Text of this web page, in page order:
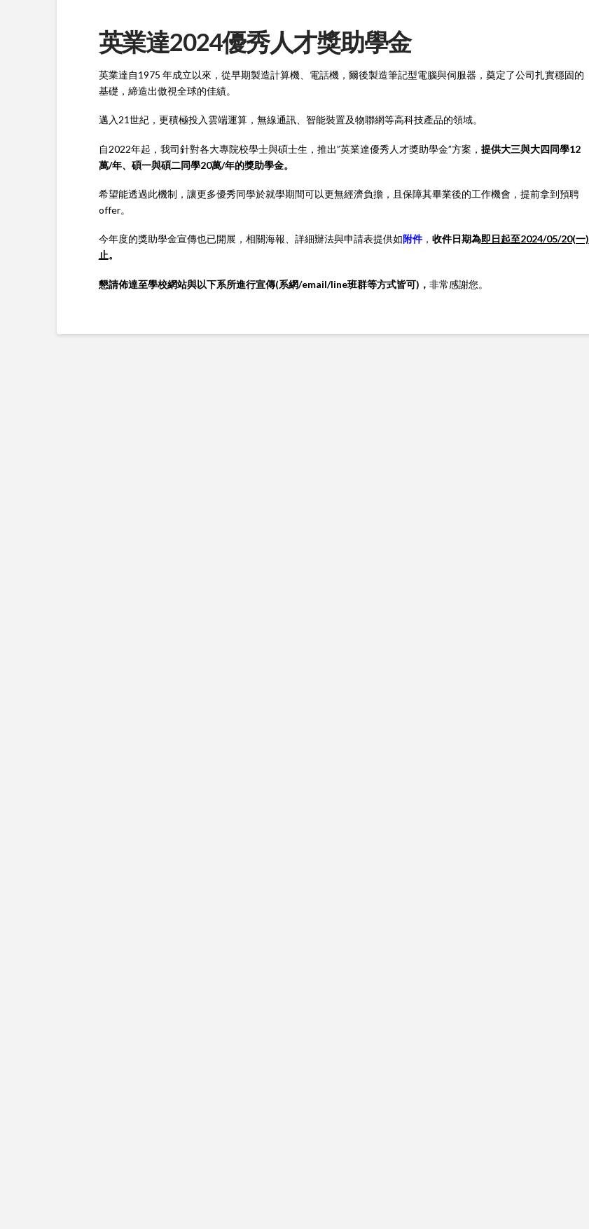
英業達2024優秀人才獎助學金
英業達自1975 年成立以來，從早期製造計算機、電話機，爾後製造筆記型電腦與伺服器，奠定了公司扎實穩固的
基礎，締造出傲視全球的佳績。
邁入21世紀，更積極投入雲端運算，無線通訊、智能裝置及物聯網等高科技產品的領域。
自2022年起，我司針對各大專院校學士與碩士生，推出”英業達優秀人才獎助學金”方案， 提供大三與大四同學12
萬/年、碩一與碩二同學20萬/年的獎助學金。
希望能透過此機制，讓更多優秀同學於就學期間可以更無經濟負擔，且保障其畢業後的工作機會，提前拿到預聘
offer。
今年度的獎助學金宣傳也已開展，相關海報、詳細辦法與申請表提供如附件， 收件日期為即日起至2024/05/20(一)
止。
懇請佈達至學校網站與以下系所進行宣傳(系網/email/line班群等方式皆可) ， 非常感謝您。